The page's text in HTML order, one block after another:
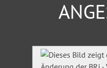
des öffentlichen Dienstes
Mitarbeiter in
Verbands- und
Rechtsanwälte und
Produktgalerie